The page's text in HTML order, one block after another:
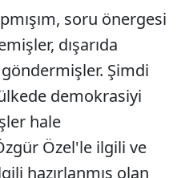
soru önergesi
dışarıda
Şimdi
demokrasiyi
hale
Özel'le ilgili ve
hazırlanmış olan